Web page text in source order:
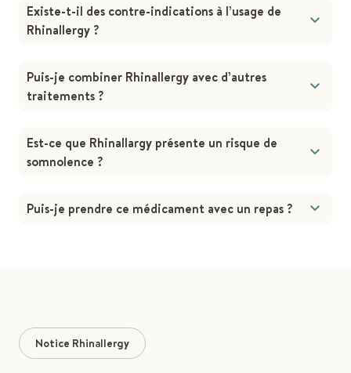
Existe-t-il des contre-indications à l’usage de
Rhinallergy ?
Puis-je combiner Rhinallergy avec d’autres
traitements ?
Est-ce que Rhinallargy présente un risque de
somnolence ?
Puis-je prendre ce médicament avec un repas ?
Notice Rhinallergy